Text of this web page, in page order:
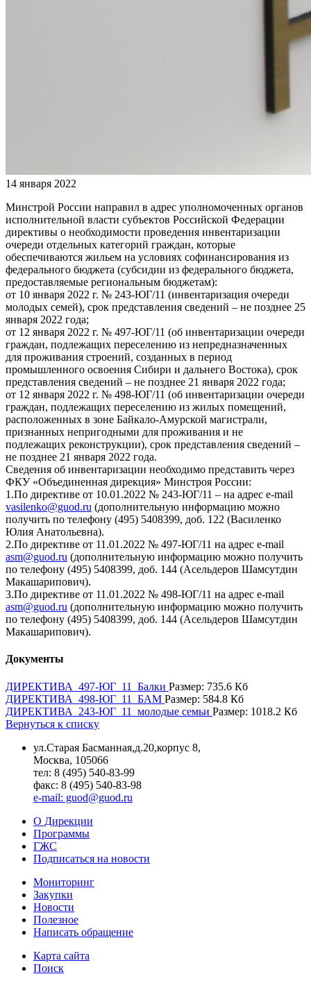
14 января 2022
Минстрой России направил в адрес уполномоченных органов
исполнительной власти субъектов Российской Федерации
директивы о необходимости проведения инвентаризации
очереди отдельных категорий граждан, которые
обеспечиваются жильем на условиях софинансирования из
федерального бюджета (субсидии из федерального бюджета,
предоставляемые региональным бюджетам):
от 10 января 2022 г. № 243-ЮГ/11 (инвентаризация очереди
молодых семей), срок представления сведений – не позднее 25
января 2022 года;
от 12 января 2022 г. № 497-ЮГ/11 (об инвентаризации очереди
граждан, подлежащих переселению из непредназначенных
для проживания строений, созданных в период
промышленного освоения Сибири и дальнего Востока), срок
представления сведений – не позднее 21 января 2022 года;
от 12 января 2022 г. № 498-ЮГ/11 (об инвентаризации очереди
граждан, подлежащих переселению из жилых помещений,
расположенных в зоне Байкало-Амурской магистрали,
признанных непригодными для проживания и не
подлежащих реконструкции), срок представления сведений –
не позднее 21 января 2022 года.
Сведения об инвентаризации необходимо представить через
ФКУ «Объединенная дирекция» Минстроя России:
1.По директиве от 10.01.2022 № 243-ЮГ/11 – на адрес e-mail
vasilenko@guod.ru (дополнительную информацию можно
получить по телефону (495) 5408399, доб. 122 (Василенко
Юлия Анатольевна).
2.По директиве от 11.01.2022 № 497-ЮГ/11 на адрес e-mail
asm@guod.ru (дополнительную информацию можно получить
по телефону (495) 5408399, доб. 144 (Асельдеров Шамсутдин
Макашарипович).
3.По директиве от 11.01.2022 № 498-ЮГ/11 на адрес e-mail
asm@guod.ru (дополнительную информацию можно получить
по телефону (495) 5408399, доб. 144 (Асельдеров Шамсутдин
Макашарипович).
Документы
ДИРЕКТИВА_497-ЮГ_11_Балки Размер: 735.6 Кб
ДИРЕКТИВА_498-ЮГ_11_БАМ Размер: 584.8 Кб
ДИРЕКТИВА_243-ЮГ_11_молодые семьи Размер: 1018.2 Кб
Вернуться к списку
ул.Старая Басманная,д.20,корпус 8,
Москва, 105066
тел: 8 (495) 540-83-99
факс: 8 (495) 540-83-98
e-mail: guod@guod.ru
О Дирекции
Программы
ГЖС
Подписаться на новости
Мониторинг
Закупки
Новости
Полезное
Написать обращение
Карта сайта
Поиск